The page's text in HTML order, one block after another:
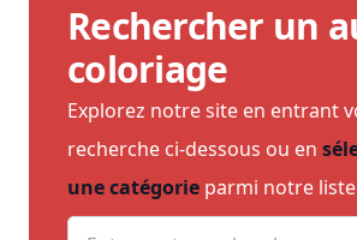
Rechercher un
coloriage
Explorez notre site en entrant
recherche ci-dessous ou en
une catégorie parmi notre